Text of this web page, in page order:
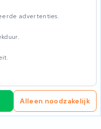
Accessoires
advertenties.
Alleen noodzakelijk